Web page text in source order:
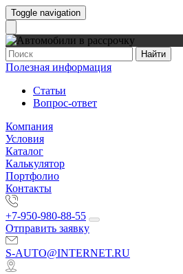
Toggle navigation
Найти
Полезная информация
Статьи
Вопрос-ответ
Компания
Условия
Каталог
Калькулятор
Портфолио
Контакты
+7-950-980-88-55
Отправить заявку
S-AUTO@INTERNET.RU